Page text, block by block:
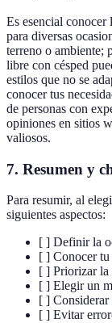
Es esencial conocer
para diversas
terreno o ambiente;
libre con césped
estilos que no se
conocer tus
de personas con
opiniones en sitios
valiosos.
7. Resumen y
Para resumir, al
siguientes aspectos:
[ ] Definir la
[ ] Conocer tu
[ ] Priorizar la
[ ] Elegir un
[ ] Considerar
[ ] Evitar